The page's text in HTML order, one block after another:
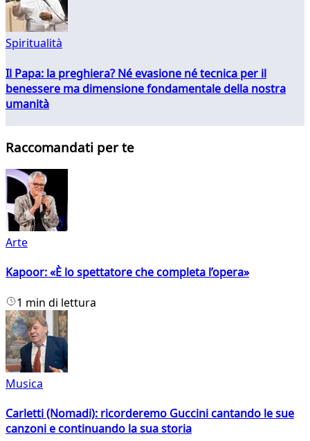
Spiritualità
Il Papa: la preghiera? Né evasione né tecnica per il
benessere ma dimensione fondamentale della nostra
umanità
Raccomandati per te
Arte
Kapoor: «È lo spettatore che completa l’opera»
1 min di lettura
Musica
Carletti (Nomadi): ricorderemo Guccini cantando le sue
canzoni e continuando la sua storia